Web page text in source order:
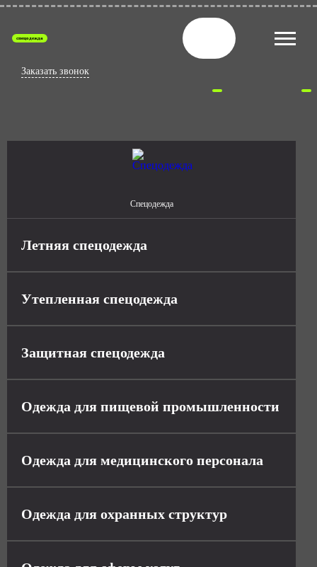
спецодежда
Заказать звонок
Спецодежда
Летняя спецодежда
Утепленная спецодежда
Защитная спецодежда
Одежда для пищевой промышленности
Одежда для медицинского персонала
Одежда для охранных структур